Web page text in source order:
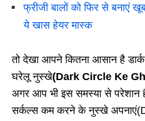
फ्रीजी बालों को फिर से बनाएं
ये खास हेयर मास्‍क
तो देखा आपने कितना आसान है
घरेलू नुस्खे(Dark Circle Ke
अगर आप भी इस समस्या से परेशान
सर्कल्स कम करने के नुस्खे